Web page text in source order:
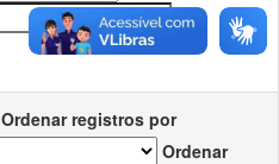
Ordenar registros por
Ordenar